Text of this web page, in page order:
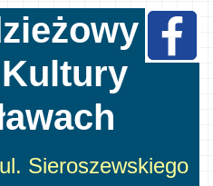
Sieroszewskiego